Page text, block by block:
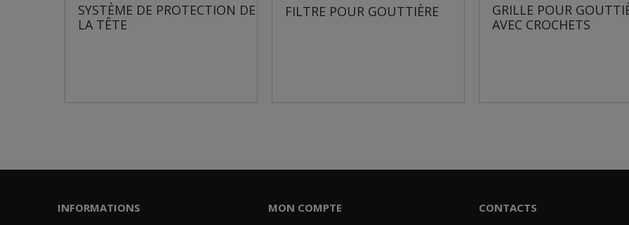
FILTRE POUR GOUTTIÈRE
GRILLE POUR GOUTTIÈRE
RANGE-OUTILS DE
INFORMATIONS MON COMPTE CONTACTS